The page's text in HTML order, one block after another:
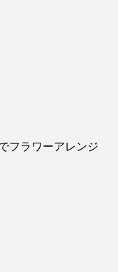
フラワーアレンジ